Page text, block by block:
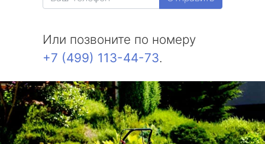
Или позвоните по номеру
+7 (499) 113-44-73.